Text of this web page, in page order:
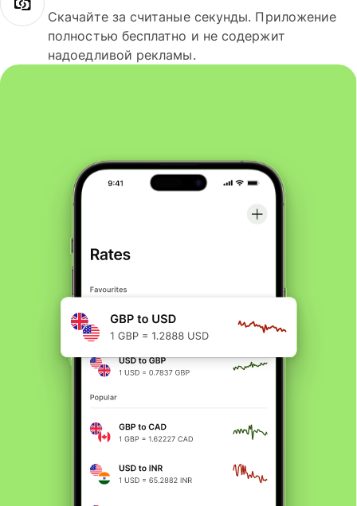
Скачайте за считаные секунды. Приложение
полностью бесплатно и не содержит
надоедливой рекламы.